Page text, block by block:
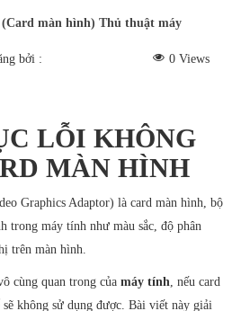
màn hình) Thủ thuật máy
bởi : 0 Views
LỖI KHÔNG
MÀN HÌNH
Graphics Adaptor) là card màn hình, bộ
trong máy tính như màu sắc, độ phân
trên màn hình.
cùng quan trong của máy tính, nếu card
không sử dụng được. Bài viết này giải